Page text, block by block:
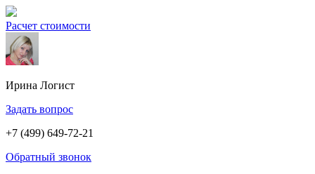
Расчет стоимости
Ирина Логист
Задать вопрос
+7 (499) 649-72-21
Обратный звонок